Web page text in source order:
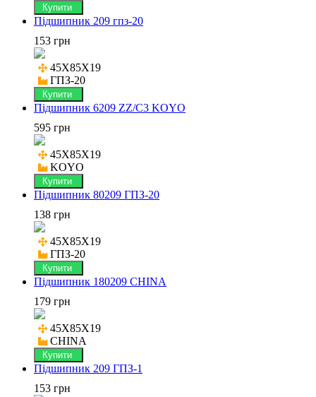
Купити
Підшипник 209 гпз-20
153 грн
45X85X19
ГПЗ-20
Купити
Підшипник 6209 ZZ/C3 KOYO
595 грн
45X85X19
KOYO
Купити
Підшипник 80209 ГПЗ-20
138 грн
45X85X19
ГПЗ-20
Купити
Підшипник 180209 CHINA
179 грн
45X85X19
CHINA
Купити
Підшипник 209 ГПЗ-1
153 грн